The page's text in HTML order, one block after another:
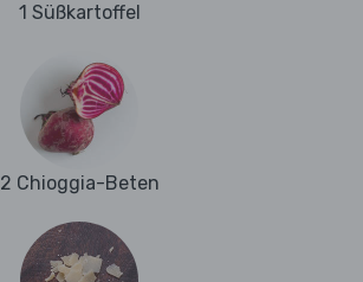
1 Süßkartoffel
2 Chioggia-Beten